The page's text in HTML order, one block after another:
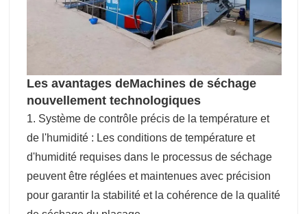
Les avantages deMachines de séchage
nouvellement technologiques
1. Système de contrôle précis de la température et
de l'humidité : Les conditions de température et
d'humidité requises dans le processus de séchage
peuvent être réglées et maintenues avec précision
pour garantir la stabilité et la cohérence de la qualité